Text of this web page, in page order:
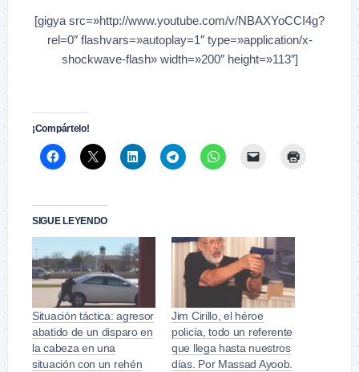
[gigya src=»http://www.youtube.com/v/NBAXYoCCI4g?
rel=0″ flashvars=»autoplay=1″ type=»application/x-
shockwave-flash» width=»200″ height=»113″]
¡Compártelo!
SIGUE LEYENDO
Situación táctica: agresor
abatido de un disparo en
la cabeza en una
situación con un rehén
Jim Cirillo, el héroe
policía, todo un referente
que llega hasta nuestros
días. Por Massad Ayoob.